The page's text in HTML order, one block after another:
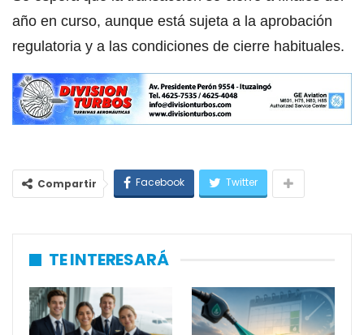
año en curso, aunque está sujeta a la aprobación
regulatoria y a las condiciones de cierre habituales.
Compartir Facebook Twitter
TE INTERESARÁ